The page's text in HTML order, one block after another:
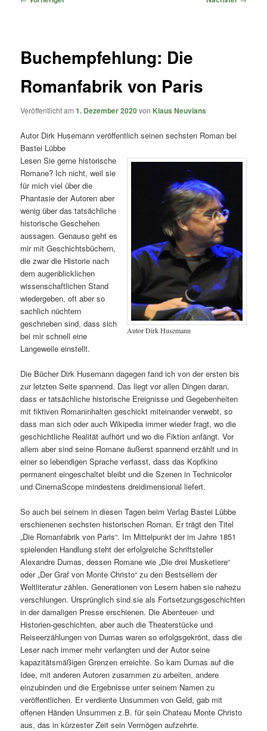
Buchempfehlung: Die
Romanfabrik von Paris
Veröffentlicht am1. Dezember 2020von Klaus Neuvians
Autor Dirk Husemann veröffentlich seinen sechsten Roman bei
Bastei Lübbe
Autor Dirk Husemann
Lesen Sie gerne historische
Romane? Ich nicht, weil sie
für mich viel über die
Phantasie der Autoren aber
wenig über das tatsächliche
historische Geschehen
aussagen. Genauso geht es
mir mit Geschichtsbüchern,
die zwar die Historie nach
dem augenblicklichen
wissenschaftlichen Stand
wiedergeben, oft aber so
sachlich nüchtern
geschrieben sind, dass sich
bei mir schnell eine
Langeweile einstellt.
Die Bücher Dirk Husemann dagegen fand ich von der ersten bis
zur letzten Seite spannend. Das liegt vor allen Dingen daran,
dass er tatsächliche historische Ereignisse und Gegebenheiten
mit fiktiven Romaninhalten geschickt miteinander verwebt, so
dass man sich oder auch Wikipedia immer wieder fragt, wo die
geschichtliche Realität aufhört und wo die Fiktion anfängt. Vor
allem aber sind seine Romane äußerst spannend erzählt und in
einer so lebendigen Sprache verfasst, dass das Kopfkino
permanent eingeschaltet bleibt und die Szenen in Technicolor
und CinemaScope mindestens dreidimensional liefert.
So auch bei seinem in diesen Tagen beim Verlag Bastei Lübbe
erschienenen sechsten historischen Roman. Er trägt den Titel
„Die Romanfabrik von Paris“. Im Mittelpunkt der im Jahre 1851
spielenden Handlung steht der erfolgreiche Schriftsteller
Alexandre Dumas, dessen Romane wie „Die drei Musketiere“
oder „Der Graf von Monte Christo“ zu den Bestsellern der
Weltliteratur zählen. Generationen von Lesern haben sie nahezu
verschlungen. Ursprünglich sind sie als Fortsetzungsgeschichten
in der damaligen Presse erschienen. Die Abenteuer- und
Historien-geschichten, aber auch die Theaterstücke und
Reiseerzählungen von Dumas waren so erfolgsgekrönt, dass die
Leser nach immer mehr verlangten und der Autor seine
kapazitätsmäßigen Grenzen erreichte. So kam Dumas auf die
Idee, mit anderen Autoren zusammen zu arbeiten, andere
einzubinden und die Ergebnisse unter seinem Namen zu
veröffentlichen. Er verdiente Unsummen von Geld, gab mit
offenen Händen Unsummen z.B. für sein Chateau Monte Christo
aus, das in kürzester Zeit sein Vermögen aufzehrte.